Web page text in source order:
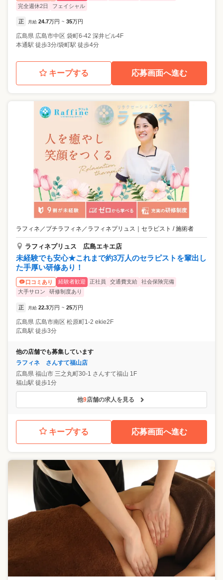
完全週休2日
フェイシャル
正 月給 24.7万円 ~ 35万円
広島県 広島市中区 袋町6-42 深井ビル4F
本通駅 徒歩3分/袋町駅 徒歩4分
キープする 応募画面へ進む
ラフィネ／プチラフィネ／ラフィネプリュス ｜ セラピスト / 施術者
ラフィネプリュス 広島エキエ店
未経験でも安心★これまで約3万人のセラピストを輩出し
た手厚い研修あり！
口コミあり 経験者歓迎 正社員 交通費支給
社会保険完備
大手サロン
研修制度あり
正 月給 22.3万円 ~ 25万円
広島県 広島市南区 松原町1-2 ekie2F
広島駅 徒歩3分
他の店舗でも募集しています
ラフィネ さんすて福山店
広島県 福山市 三之丸町30-1 さんすて福山 1F
福山駅 徒歩1分
他9店舗の求人を見る
キープする 応募画面へ進む